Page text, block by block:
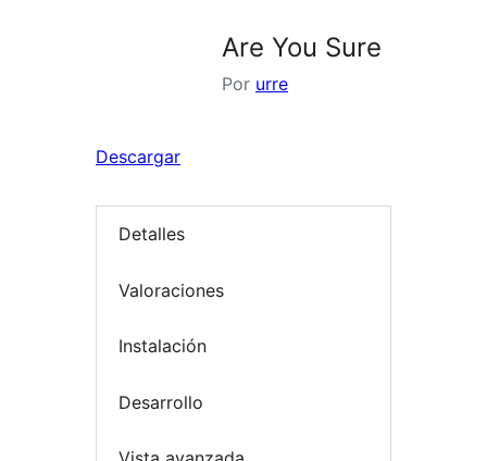
Are You Sure
Por urre
Descargar
Detalles
Valoraciones
Instalación
Desarrollo